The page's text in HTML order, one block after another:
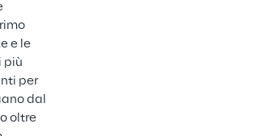
e le
più
per
dal
oltre